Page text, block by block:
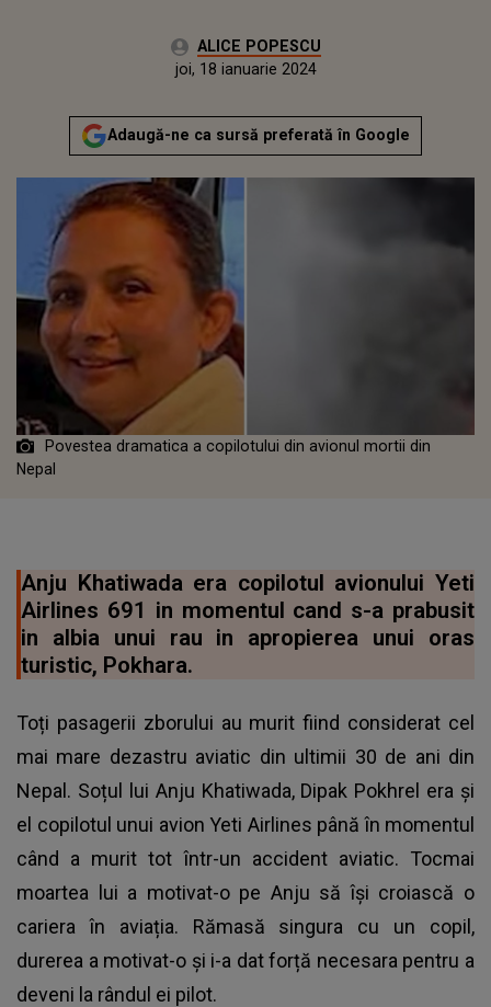
Autor:ALICE POPESCU
miercuri, 18 ianuarie 2023Actualizat:
joi, 18 ianuarie 2024
Adaugă-ne ca sursă preferată în Google
Povestea dramatica a copilotului din avionul mortii din
Nepal
Anju Khatiwada era copilotul avionului Yeti
Airlines 691 in momentul cand s-a prabusit
in albia unui rau in apropierea unui oras
turistic, Pokhara.
Toți pasagerii zborului au murit fiind considerat cel
mai mare dezastru aviatic din ultimii 30 de ani din
Nepal. Soțul lui Anju Khatiwada, Dipak Pokhrel era și
el copilotul unui avion Yeti Airlines până în momentul
când a murit tot într-un accident aviatic. Tocmai
moartea lui a motivat-o pe Anju să își croiască o
cariera în aviația. Rămasă singura cu un copil,
durerea a motivat-o și i-a dat forță necesara pentru a
deveni la rândul ei pilot.